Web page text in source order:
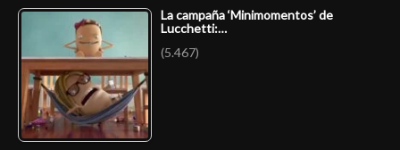
La campaña ‘Minimomentos’ de
Lucchetti:…
(5.467)